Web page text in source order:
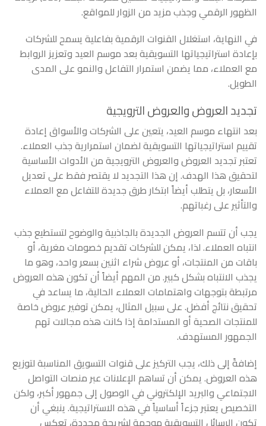
الظهور الرقمي وجذب مزيد من الزوار للمواقع.
في النهاية، استغلال القنوات الرقمية بفاعلية يسمح للشركات
بإعادة استراتيجياتها التسويقية بعد موسم العيد وتعزيز الروابط
مع العملاء، مما يضمن استمرار التفاعل والنمو على المدى
الطويل.
تجديد العروض والعروض الترويجية
بعد انتهاء موسم العيد، يتعين على الشركات والأسواق إعادة
تقييم استراتيجياتها التسويقية لضمان استمرارية جذب العملاء.
تعتبر تجديد العروض والعروض الترويجية من الأدوات الأساسية
لتحقيق هذا الهدف. إن هذا التجديد لا يقتصر فقط على تعديل
الأسعار، بل يتطلب أيضاً ابتكار طرق جديدة للتفاعل مع العملاء
والتأثير على رغباتهم.
يجب أن تتسم العروض الجديدة بالجاذبية والوضوح لتستطيع جذب
انتباه العملاء. لذا، يمكن للشركات تقديم خصومات مغرية، أو
باقات من المنتجات، أو عروض شراء اثنين بسعر واحد، وهو ما
يجذب الانتباه بشكل كبير. من المهم أيضاً أن تكون هذه العروض
مرتبطة بتوجهات واهتمامات العملاء الحالية، ما يساعد في
تحقيق نتائج أفضل. على سبيل المثال، يمكن توفير عروض خاصة
للمنتجات الصحية أو المستدامة إذا كانت هذه مجالات تهم
الجمهور المستهدف.
إضافةً إلى ذلك، يجب التركيز على قنوات التسويق المناسبة لتوزيع
هذه العروض. يمكن أن تساهم الإعلانات عبر منصات التواصل
الاجتماعي والبريد الإلكتروني في الوصول إلى جمهور أكبر، ولكن
التخصيص يعتبر جزءاً أساسياً في هذه الاستراتيجية. ينبغي أن